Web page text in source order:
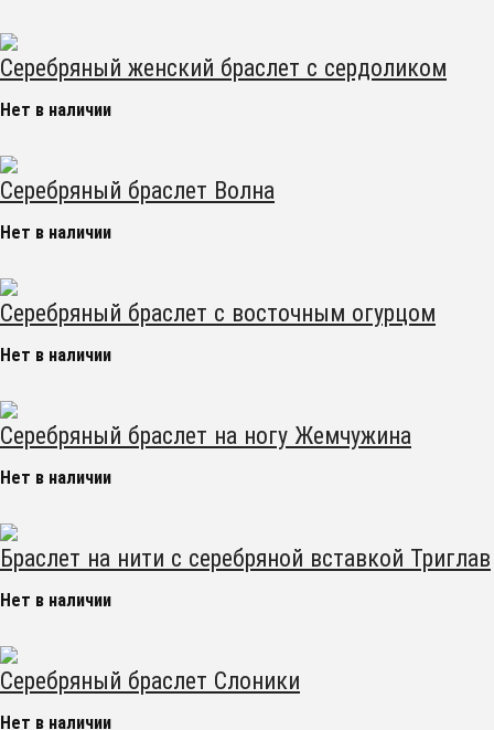
Серебряный женский браслет с сердоликом
Нет в наличии
Серебряный браслет Волна
Нет в наличии
Серебряный браслет с восточным огурцом
Нет в наличии
Серебряный браслет на ногу Жемчужина
Нет в наличии
Браслет на нити с серебряной вставкой Триглав
Нет в наличии
Серебряный браслет Слоники
Нет в наличии